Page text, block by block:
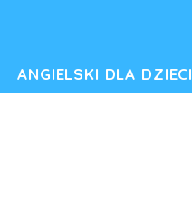
ANGIELSKI DLA DZIECI